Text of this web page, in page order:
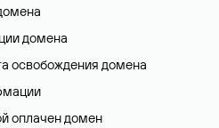
домена
освобождения домена
оплачен домен